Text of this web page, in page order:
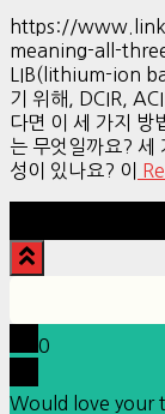
https://
meaning-all-
LIB(lithium-ion
기 위해, DCIR,
다면 이 세 가지 방
는 무엇일까요? 세
성이 있나요? 이
0
Would love your